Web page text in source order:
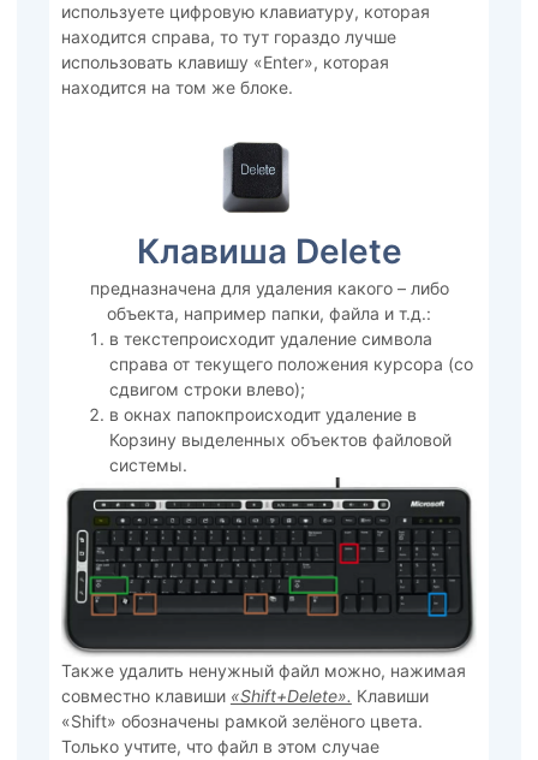
используете цифровую клавиатуру, которая
находится справа, то тут гораздо лучше
использовать клавишу «Enter», которая
находится на том же блоке.
Клавиша Delete
предназначена для удаления какого – либо
объекта, например папки, файла и т.д.:
в текстепроисходит удаление символа
справа от текущего положения курсора (со
сдвигом строки влево);
в окнах папокпроисходит удаление в
Корзину выделенных объектов файловой
системы.
Также удалить ненужный файл можно, нажимая
совместно клавиши «Shift+Delete». Клавиши
«Shift» обозначены рамкой зелёного цвета.
Только учтите, что файл в этом случае